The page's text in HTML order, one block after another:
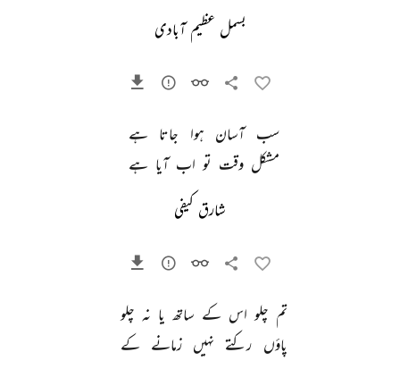
بسمل عظیم آبادی
سب آسان ہوا جاتا ہے
مشکل وقت تو اب آیا ہے
شارق کیفی
تم چلو اس کے ساتھ یا نہ چلو
پاؤں رکتے نہیں زمانے کے